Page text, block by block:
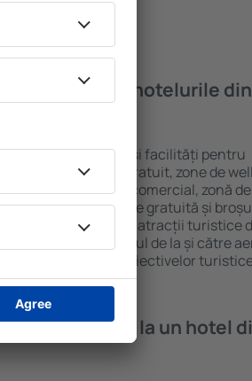
voi găsi ȋn hotelurile
diferite standarde și facilități pentru
sunt Wi-Fi gratuit, zone de
în cameră, centru comercial, zonă
pentru copii, parcare gratuită și
mai interesante atracții turistice
includ și transferul de la și către
vizitarea obiectivelor
de cazare la un hotel